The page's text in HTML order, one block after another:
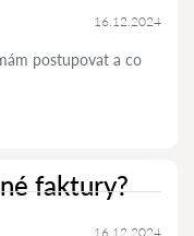
16.12.2024
postupovat a co
faktury?
16.12.2024